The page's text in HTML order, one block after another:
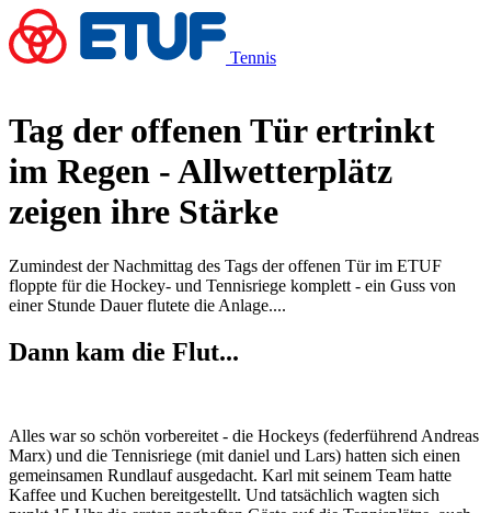
Tennis
Tag der offenen Tür ertrinkt
im Regen - Allwetterplätz
zeigen ihre Stärke
Zumindest der Nachmittag des Tags der offenen Tür im ETUF
floppte für die Hockey- und Tennisriege komplett - ein Guss von
einer Stunde Dauer flutete die Anlage....
Dann kam die Flut...
Alles war so schön vorbereitet - die Hockeys (federführend Andreas
Marx) und die Tennisriege (mit daniel und Lars) hatten sich einen
gemeinsamen Rundlauf ausgedacht. Karl mit seinem Team hatte
Kaffee und Kuchen bereitgestellt. Und tatsächlich wagten sich